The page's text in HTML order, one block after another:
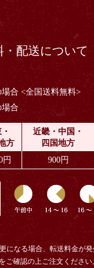
・配送について
場合 <全国送料無料>
場合
方
近畿・中国・
四国地方
円 900円
になる場合、 転送料金が発
ご確認の上ご注文ください